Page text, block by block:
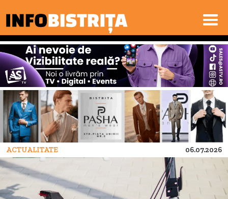
ACTUALITATE 06.07.2026